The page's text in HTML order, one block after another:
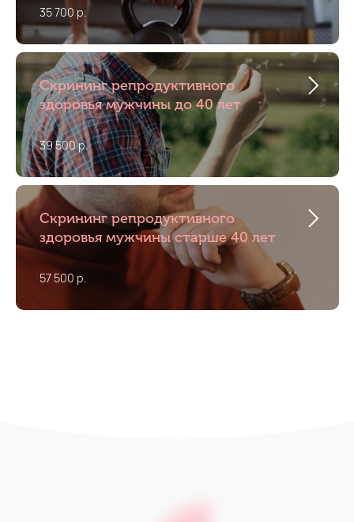
35 700 р.
Скрининг репродуктивного
здоровья мужчины до 40 лет
39 500 р.
Скрининг репродуктивного
здоровья мужчины старше 40 лет
57 500 р.